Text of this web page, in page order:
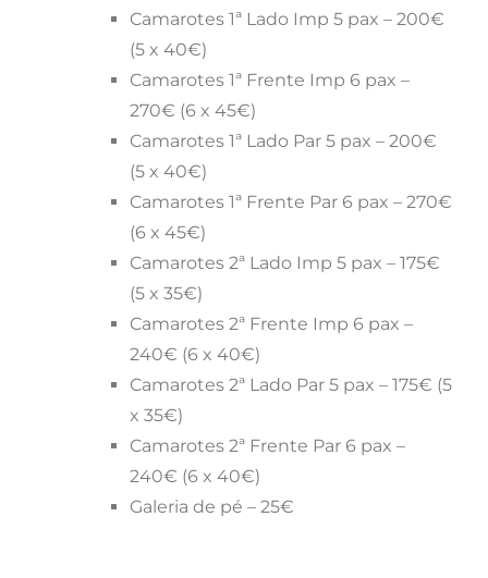
Camarotes 1ª Lado Imp 5 pax – 200€
(5 x 40€)
Camarotes 1ª Frente Imp 6 pax –
270€ (6 x 45€)
Camarotes 1ª Lado Par 5 pax – 200€
(5 x 40€)
Camarotes 1ª Frente Par 6 pax – 270€
(6 x 45€)
Camarotes 2ª Lado Imp 5 pax – 175€
(5 x 35€)
Camarotes 2ª Frente Imp 6 pax –
240€ (6 x 40€)
Camarotes 2ª Lado Par 5 pax – 175€ (5
x 35€)
Camarotes 2ª Frente Par 6 pax –
240€ (6 x 40€)
Galeria de pé – 25€